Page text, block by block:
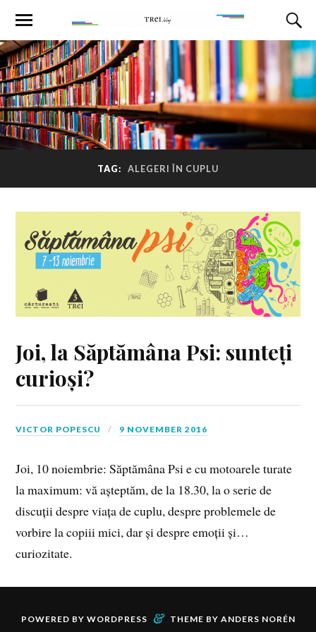
TAG: ALEGERI ÎN CUPLU
Joi, la Săptămâna Psi: sunteți
curioși?
VICTOR POPESCU 9 NOVEMBER 2016
Joi, 10 noiembrie: Săptămâna Psi e cu motoarele turate
la maximum: vă așteptăm, de la 18.30, la o serie de
discuții despre viața de cuplu, despre problemele de
vorbire la copiii mici, dar și despre emoții și…
curiozitate.
POWERED BY WORDPRESS & THEME BY ANDERS NORÉN